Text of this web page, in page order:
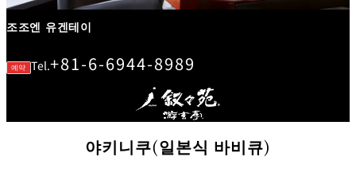
ti
o
n
o
r
조조엔 유겐테이
예약 Tel.+81-6-6944-8989
야키니쿠(일본식 바비큐)